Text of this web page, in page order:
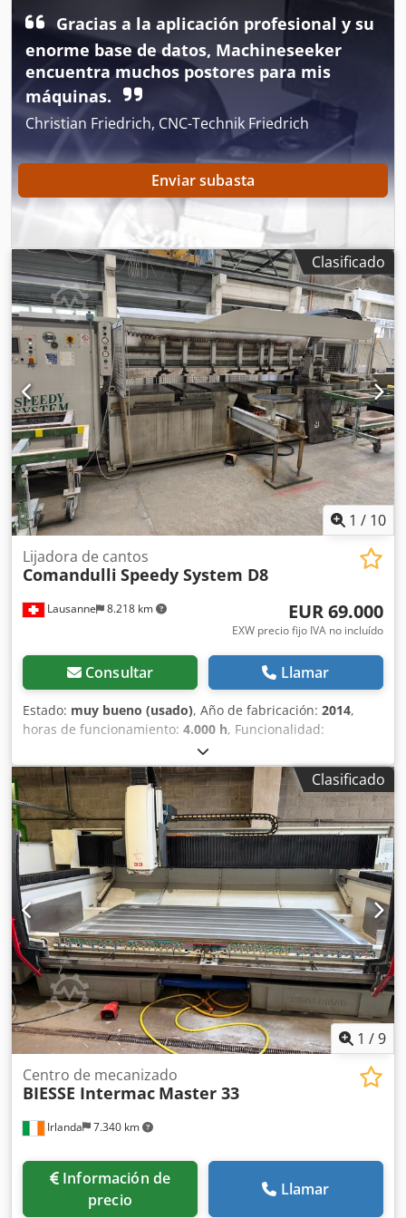
preliminar. 10 superficies frontales. 4 chaflanes. 2 ranuras
de refrigeración. Soporte de calibración. Crjdpfx Ajzpy
Drjprof Dirección de desplazamiento de la banda: de
izquierda a derecha.
Gracias a la aplicación profesional y su
enorme base de datos, Machineseeker
encuentra muchos postores para mis
máquinas.
Christian Friedrich, CNC-Technik Friedrich
Enviar subasta
Clasificado
1 / 10
Lausanne 8.218 km
Lijadora de cantos
Comandulli Speedy System D8
EUR 69.000
EXW precio fijo IVA no incluído
Consultar Llamar
Estado: muy bueno (usado), Año de fabricación: 2014,
horas de funcionamiento: 4.000 h, Funcionalidad:
, número de máquina/vehículo:
08614, longitud total:6.900 mm, ancho total:2.200 mm,
altura total:2.300 mm, longitud de la mesa: 3.500 mm,
peso total:
5.500 kg , potencia:6 kW (8,16 CV) , Máquina de
rectificado de cantos usada, modelo Speedy System D8,
con sistema automático de cambio de herramientas de 8
posiciones, mesa giratoria manual y 4 filas de rodillos
elevables neumáticamente para el rectificado de todos los
lados. Codjzm Ec Uspfx Aprsrf
Clasificado
1 /9
Irlanda 7.340 km
Centro de mecanizado
BIESSE Intermac Master 33
Información de
precio
Llamar